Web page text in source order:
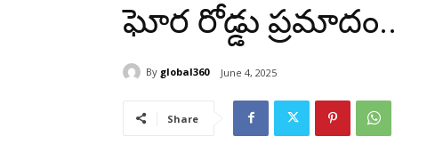
ఘోర రోడ్డు ప్రమాదం..
By global360 June 4, 2025
Share